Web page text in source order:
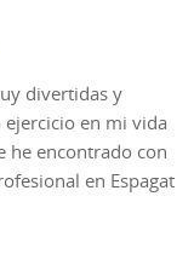
divertidas y
en mi vida
he encontrado con
en Espagat